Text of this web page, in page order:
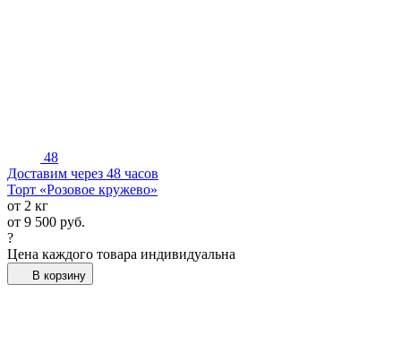
48
Доставим через 48 часов
Торт «Розовое кружево»
от 2 кг
от 9 500 руб.
?
Цена каждого товара индивидуальна
В корзину